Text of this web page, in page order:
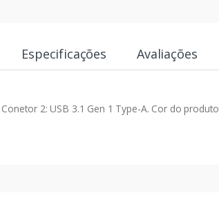
Especificações Avaliações
2: USB 3.1 Gen 1 Type-A. Cor do